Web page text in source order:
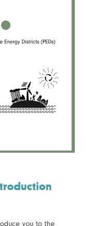
you to the